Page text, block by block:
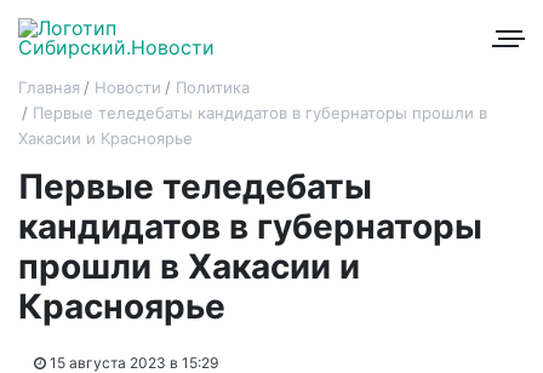
Главная Новости
Политика
Первые теледебаты кандидатов в губернаторы прошли в
Хакасии и Красноярье
Первые теледебаты
кандидатов в губернаторы
прошли в Хакасии и
Красноярье
15 августа 2023 в 15:29